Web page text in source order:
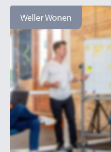
Weller Wonen